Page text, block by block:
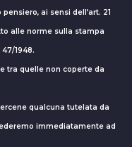
ai sensi dell’art. 21
alle norme sulla stampa
1948.
tra quelle non coperte da
qualcuna tutelata da
immediatamente ad